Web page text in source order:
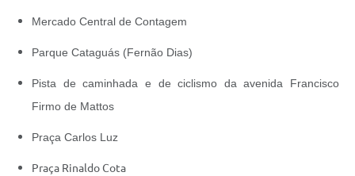
Mercado Central de Contagem
Parque Cataguás (Fernão Dias)
Pista de caminhada e de ciclismo da avenida Francisco
Firmo de Mattos
Praça Carlos Luz
Praça Rinaldo Cota